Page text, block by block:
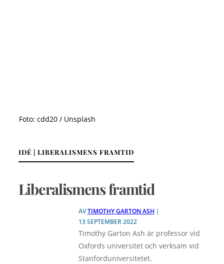
Foto: cdd20 / Unsplash
IDÉ | LIBERALISMENS FRAMTID
Liberalismens framtid
AVTIMOTHY GARTON ASH |
13 SEPTEMBER 2022
Timothy Garton Ash är professor vid
Oxfords universitet och verksam vid
Stanforduniversitetet.